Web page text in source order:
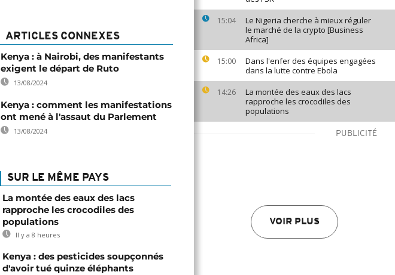
15:04
Le Nigeria cherche à mieux réguler
le marché de la crypto [Business
Africa]
15:00
Dans l'enfer des équipes engagées
dans la lutte contre Ebola
14:26
La montée des eaux des lacs
rapproche les crocodiles des
populations
PUBLICITÉ
VOIR PLUS
ARTICLES CONNEXES
Kenya : à Nairobi, des manifestants
exigent le départ de Ruto
13/08/2024
Kenya : comment les manifestations
ont mené à l'assaut du Parlement
13/08/2024
SUR LE MÊME PAYS
La montée des eaux des lacs
rapproche les crocodiles des
populations
Il y a 8 heures
Kenya : des pesticides soupçonnés
d'avoir tué quinze éléphants